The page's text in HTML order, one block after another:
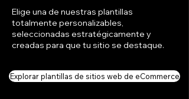
Elige una de nuestras plantillas
totalmente personalizables,
seleccionadas estratégicamente y
creadas para que tu sitio se destaque.
Explorar plantillas de sitios web de eCommerce